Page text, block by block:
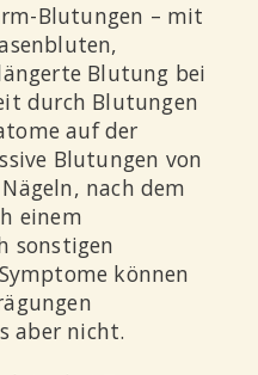
Blutungen – mit
Blutung bei
durch Blutungen
auf der
Blutungen von
nach dem
einem
sonstigen
können
aber nicht.